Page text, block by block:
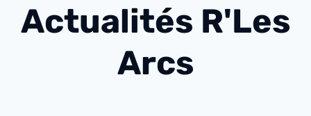
Actualités R'Les
Arcs